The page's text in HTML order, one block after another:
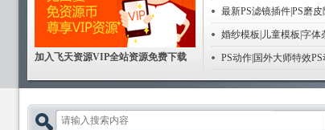
加入飞天资源VIP全站资源免费下载
最新PS滤镜插件|PS磨
婚纱模板|儿童模板|字
PS动作|国外大师特效